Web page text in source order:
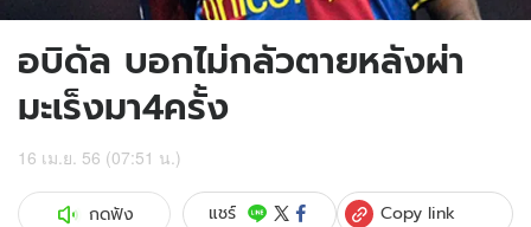
อบิดัล บอกไม่กลัวตายหลังผ่า
มะเร็งมา4ครั้ง
16 เม.ย. 56 (07:51 น.)
กดฟัง แชร์ Copy link